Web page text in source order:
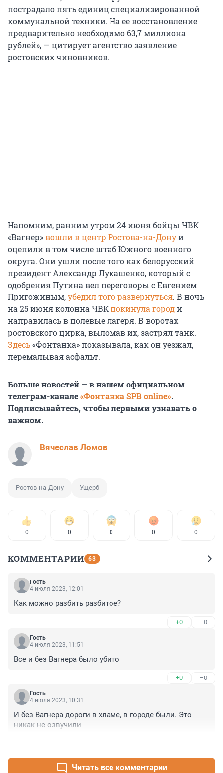
пострадало пять единиц специализированной
коммунальной техники. На ее восстановление
предварительно необходимо 63,7 миллиона
рублей», — цитирует агентство заявление
ростовских чиновников.
Напомним, ранним утром 24 июня бойцы ЧВК
«Вагнер»вошли в центр Ростова-на-Донуи
оцепили в том числе штаб Южного военного
округа. Они ушли после того как белорусский
президент Александр Лукашенко, который с
одобрения Путина вел переговоры с Евгением
Пригожиным,убедил того развернуться. В ночь
на 25 июня колонна ЧВКпокинула городи
направилась в полевые лагеря. В воротах
ростовского цирка, выломав их, застрял танк.
Здесь«Фонтанка» показывала, как он уезжал,
перемалывая асфальт.
Больше новостей — в нашем официальном
телеграм-канале«Фонтанка SPB online».
Подписывайтесь, чтобы первыми узнавать о
важном.
Вячеслав Ломов
Ростов-на-Дону Ущерб
0 0 0 0 0
КОММЕНТАРИИ 63
Гость
4 июля 2023, 12:01
Как можно разбить разбитое?
+0 –0
Гость
4 июля 2023, 11:51
Все и без Вагнера было убито
+0 –0
Гость
4 июля 2023, 10:31
И без Вагнера дороги в хламе, в городе были. Это
никак не озвучили
Читать все комментарии